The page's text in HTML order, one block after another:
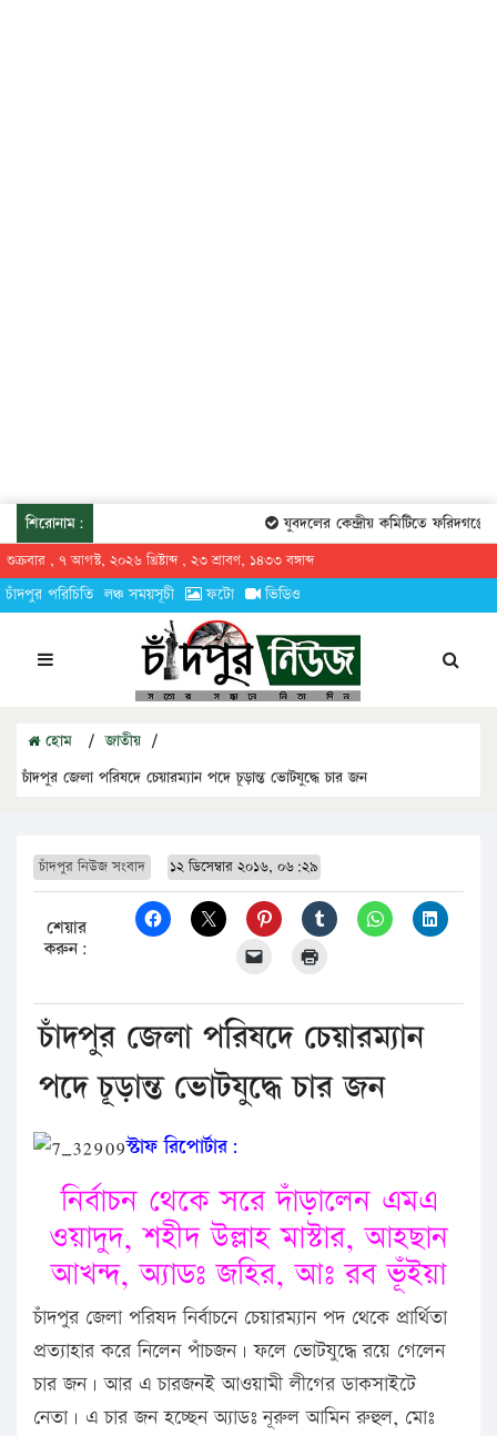
শিরোনাম: যুবদলের কেন্দ্রীয় কমিটিতে ফরিদগঞ্জের
শুক্রবার , ৭ আগস্ট, ২০২৬ খ্রিষ্টাব্দ , ২৩ শ্রাবণ, ১৪৩৩ বঙ্গাব্দ
চাঁদপুর পরিচিতি লঞ্চ সময়সূচী ফটো ভিডিও
হোম / জাতীয় /
চাঁদপুর জেলা পরিষদে চেয়ারম্যান পদে চূড়ান্ত ভোটযুদ্ধে চার জন
চাঁদপুর নিউজ সংবাদ ১২ ডিসেম্বার ২০১৬, ০৬:২৯
শেয়ার
করুন:
চাঁদপুর জেলা পরিষদে চেয়ারম্যান
পদে চূড়ান্ত ভোটযুদ্ধে চার জন
স্টাফ রিপোর্টার:
নির্বাচন থেকে সরে দাঁড়ালেন এমএ
ওয়াদুদ, শহীদ উল্লাহ মাস্টার, আহছান
আখন্দ, অ্যাডঃ জহির, আঃ রব ভূঁইয়া
চাঁদপুর জেলা পরিষদ নির্বাচনে চেয়ারম্যান পদ থেকে প্রার্থিতা
প্রত্যাহার করে নিলেন পাঁচজন। ফলে ভোটযুদ্ধে রয়ে গেলেন
চার জন। আর এ চারজনই আওয়ামী লীগের ডাকসাইটে
নেতা। এ চার জন হচ্ছেন অ্যাডঃ নূরুল আমিন রুহুল, মোঃ